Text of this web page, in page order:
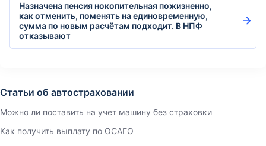
Назначена пенсия нокопительная пожизненно,
как отменить, поменять на единовременную,
сумма по новым расчётам подходит. В НПФ
отказывают
Статьи об автостраховании
Можно ли поставить на учет машину без страховки
Как получить выплату по ОСАГО